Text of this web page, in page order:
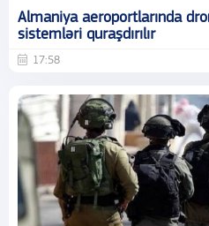
Almaniya aeroportlarında
sistemləri quraşdırılır
17:58